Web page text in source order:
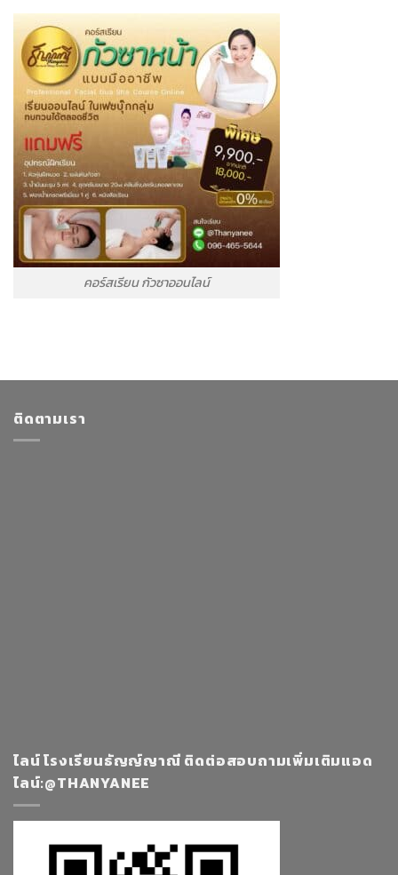
คอร์สเรียน กัวซาออนไลน์
ติดตามเรา
ไลน์ โรงเรียนธัญญ์ญาณี ติดต่อสอบถามเพิ่มเติมแอด
ไลน์:@THANYANEE